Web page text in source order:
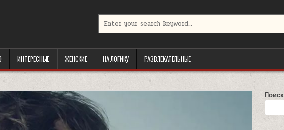
for:
ИНТЕРЕСНЫЕ ЖЕНСКИЕ НА ЛОГИКУ РАЗВЛЕКАТЕЛЬНЫЕ
Поиск